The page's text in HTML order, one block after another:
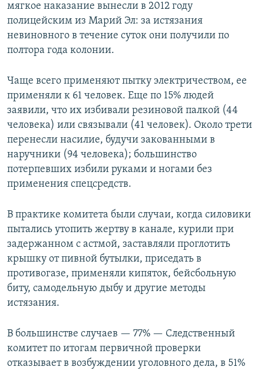
мягкое наказание вынесли в 2012 году
полицейским из Марий Эл: за истязания
невиновного в течение суток они получили по
полтора года колонии.
Чаще всего применяют пытку электричеством, ее
применяли к 61 человек. Еще по 15% людей
заявили, что их избивали резиновой палкой (44
человека) или связывали (41 человек). Около трети
перенесли насилие, будучи закованными в
наручники (94 человека); большинство
потерпевших избили руками и ногами без
применения спецсредств.
В практике комитета были случаи, когда силовики
пытались утопить жертву в канале, курили при
задержанном с астмой, заставляли проглотить
крышку от пивной бутылки, приседать в
противогазе, применяли кипяток, бейсбольную
биту, самодельную дыбу и другие методы
истязания.
В большинстве случаев — 77% — Следственный
комитет по итогам первичной проверки
отказывает в возбуждении уголовного дела, в 51%